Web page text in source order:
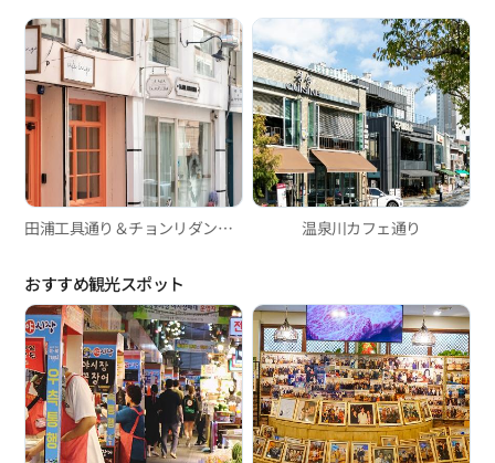
田浦工具通り＆チョンリダンキル 温泉川カフェ通り
おすすめ観光スポット